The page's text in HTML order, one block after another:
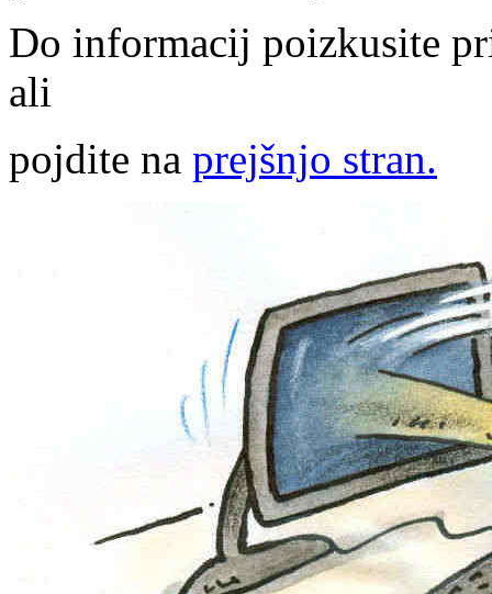
Do informacij poizkusite
ali
pojdite na prejšnjo stran.